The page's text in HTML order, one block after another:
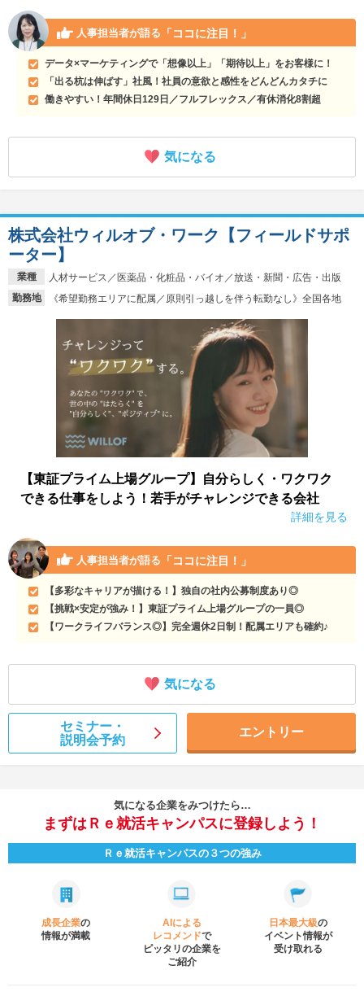
人事担当者が語る 「ココに注目！」
データ×マーケティングで「想像以上」「期待以上」をお客様に！
「出る杭は伸ばす」社風！社員の意欲と感性をどんどんカタチに
働きやすい！年間休日129日／フルフレックス／有休消化8割超
気になる
業種
人材サービス／医薬品・化粧品・バイオ／放送・新聞・広告・出版
勤務地
《希望勤務エリアに配属／原則引っ越しを伴う転勤なし》全国各地
株式会社ウィルオブ・ワーク【フィールドサポ
ーター】
【東証プライム上場グループ】自分らしく・ワクワク
できる仕事をしよう！若手がチャレンジできる会社
詳細を見る
人事担当者が語る 「ココに注目！」
【多彩なキャリアが描ける！】独自の社内公募制度あり◎
【挑戦×安定が強み！】東証プライム上場グループの一員◎
【ワークライフバランス◎】完全週休2日制！配属エリアも確約♪
気になる
セミナー・
説明会予約
エントリー
気になる企業をみつけたら…
まずはＲｅ就活キャンパスに登録しよう！
Ｒｅ就活キャンパスの３つの強み
成長企業の
情報が満載
AIによる
レコメンドで
ピッタリの企業を
ご紹介
日本最大級の
イベント情報が
受け取れる